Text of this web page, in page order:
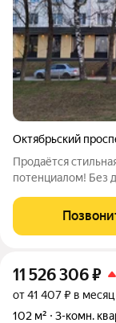
Октябрьский
Продаётся
потенциалом! Без долгов! Без обременений! Гарантирована
добротного
из красного кирпича,
11 526 306₽
от 41 407 ₽ в месяц
102 м²
3-комн.